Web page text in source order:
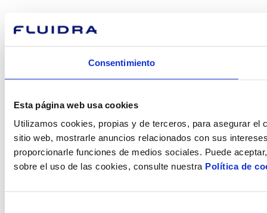
Consentimiento
Esta página web usa cookies
Utilizamos cookies, propias y de terceros, para asegurar
sitio web, mostrarle anuncios relacionados con sus
proporcionarle funciones de medios sociales. Puede
sobre el uso de las cookies, consulte nuestra Política de